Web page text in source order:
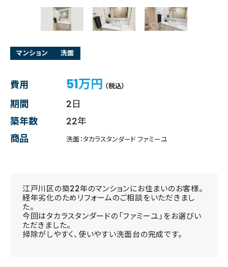
マンション 洗面
費用 51万円 （税込）
期間
2日
築年数
22年
商品
洗面：タカラスタンダード ファミーユ
江戸川区の築22年のマンションにお住まいのお客様。
経年劣化のためリフォームのご相談をいただきまし
た。
今回はタカラスタンダードの「ファミーユ」をお選びい
ただきました。
掃除がしやすく、使いやすい洗面台の完成です。